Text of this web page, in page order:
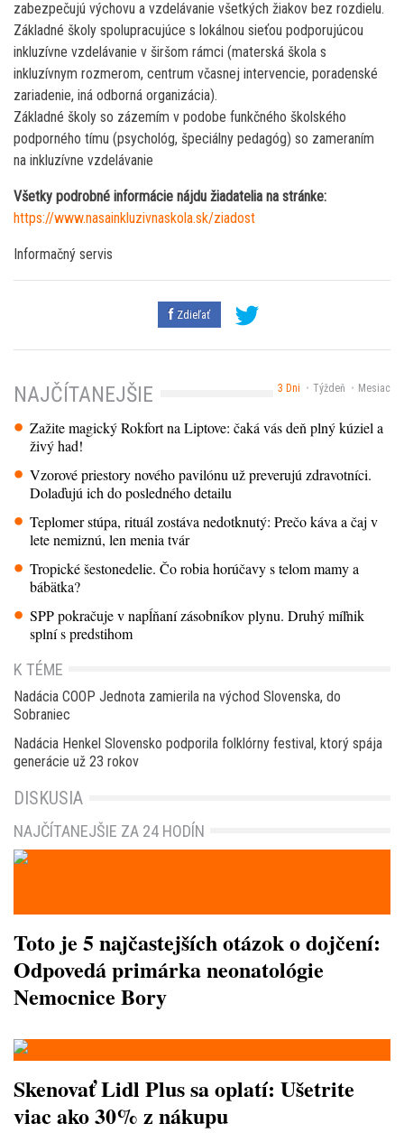
zabezpečujú výchovu a vzdelávanie všetkých žiakov bez rozdielu.
Základné školy spolupracujúce s lokálnou sieťou podporujúcou
inkluzívne vzdelávanie v širšom rámci (materská škola s
inkluzívnym rozmerom, centrum včasnej intervencie, poradenské
zariadenie, iná odborná organizácia).
Základné školy so zázemím v podobe funkčného školského
podporného tímu (psychológ, špeciálny pedagóg) so zameraním
na inkluzívne vzdelávanie
Všetky podrobné informácie nájdu žiadatelia na stránke:
https://www.nasainkluzivnaskola.sk/ziadost
Informačný servis
Zdieľať
3 Dni Týždeň Mesiac
NAJČÍTANEJŠIE
Zažite magický Rokfort na Liptove: čaká vás deň plný kúziel a
živý had!
Vzorové priestory nového pavilónu už preverujú zdravotníci.
Dolaďujú ich do posledného detailu
Teplomer stúpa, rituál zostáva nedotknutý: Prečo káva a čaj v
lete nemiznú, len menia tvár
Tropické šestonedelie. Čo robia horúčavy s telom mamy a
bábätka?
SPP pokračuje v napĺňaní zásobníkov plynu. Druhý míľnik
splní s predstihom
K TÉME
Nadácia COOP Jednota zamierila na východ Slovenska, do
Sobraniec
Nadácia Henkel Slovensko podporila folklórny festival, ktorý spája
generácie už 23 rokov
DISKUSIA
NAJČÍTANEJŠIE ZA 24 HODÍN
Toto je 5 najčastejších otázok o dojčení:
Odpovedá primárka neonatológie
Nemocnice Bory
Skenovať Lidl Plus sa oplatí: Ušetrite
viac ako 30% z nákupu